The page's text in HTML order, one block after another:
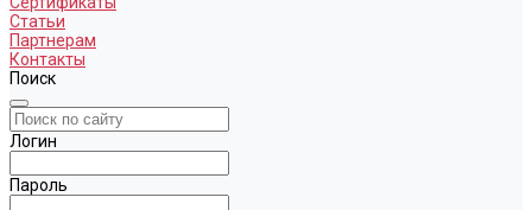
Статьи
Партнерам
Контакты
Поиск
Логин
Пароль